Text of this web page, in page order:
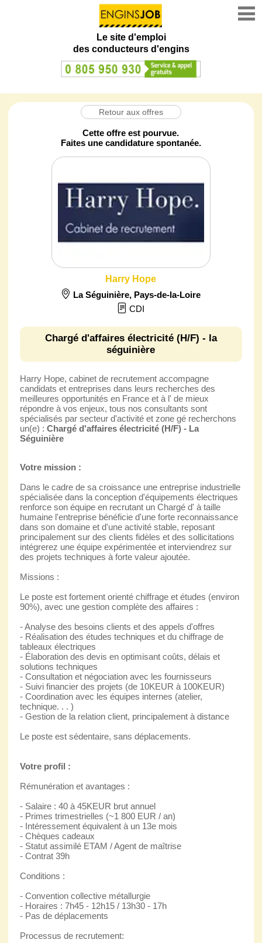
Le site d'emploi
des conducteurs d'engins
Retour aux offres
Cette offre est pourvue.
Faites une candidature spontanée.
Harry Hope
La Séguinière, Pays-de-la-Loire
CDI
Chargé d'affaires électricité (H/F) - la
séguinière
Harry Hope, cabinet de recrutement accompagne
candidats et entreprises dans leurs recherches des
meilleures opportunités en France et à l' de mieux
répondre à vos enjeux, tous nos consultants sont
spécialisés par secteur d'activité et zone gé recherchons
un(e) : Chargé d'affaires électricité (H/F) - La
Séguinière
Votre mission :
Dans le cadre de sa croissance une entreprise industrielle
spécialisée dans la conception d'équipements électriques
renforce son équipe en recrutant un Chargé d' à taille
humaine l'entreprise bénéficie d'une forte reconnaissance
dans son domaine et d'une activité stable, reposant
principalement sur des clients fidèles et des sollicitations
intégrerez une équipe expérimentée et interviendrez sur
des projets techniques à forte valeur ajoutée.
Missions :
Le poste est fortement orienté chiffrage et études (environ
90%), avec une gestion complète des affaires :
- Analyse des besoins clients et des appels d'offres
- Réalisation des études techniques et du chiffrage de
tableaux électriques
- Élaboration des devis en optimisant coûts, délais et
solutions techniques
- Consultation et négociation avec les fournisseurs
- Suivi financier des projets (de 10KEUR à 100KEUR)
- Coordination avec les équipes internes (atelier,
technique. . . )
- Gestion de la relation client, principalement à distance
Le poste est sédentaire, sans déplacements.
Votre profil :
Rémunération et avantages :
- Salaire : 40 à 45KEUR brut annuel
- Primes trimestrielles (~1 800 EUR / an)
- Intéressement équivalent à un 13e mois
- Chèques cadeaux
- Statut assimilé ETAM / Agent de maîtrise
- Contrat 39h
Conditions :
- Convention collective métallurgie
- Horaires : 7h45 - 12h15 / 13h30 - 17h
- Pas de déplacements
Processus de recrutement: